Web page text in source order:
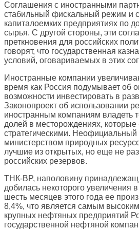
Соглашения с иностранными
стабильный фискальный режим и
капиталоемких предприятиях по
сырья. С другой стороны, эти
преткновения для российских
говорят, что государственная
условий, оговариваемых в этих
Иностранные компании
время как Россия подумывает об
возможности инвестировать в
Законопроект об использовании
иностранным компаниям владеть
долей в месторождениях, которые
стратегическими. Неофициальный
министерством природных
лучшие из открытых, но еще не
российских резервов.
ТНК-BP, наполовину
добилась некоторого увеличения
шесть месяцев этого года ее
8,4%, что является самым
крупных нефтяных предприятий
государственной нефтяной